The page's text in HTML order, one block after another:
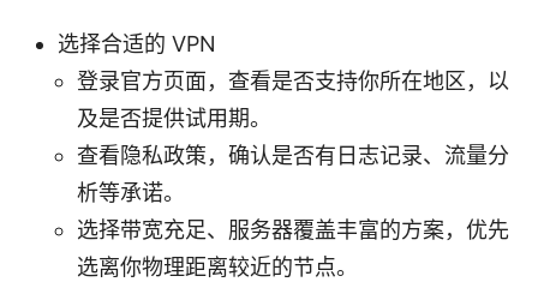
选择合适的 VPN
登录官方页面，查看是否支持你所在地区，以
及是否提供试用期。
查看隐私政策，确认是否有日志记录、流量分
析等承诺。
选择带宽充足、服务器覆盖丰富的方案，优先
选离你物理距离较近的节点。